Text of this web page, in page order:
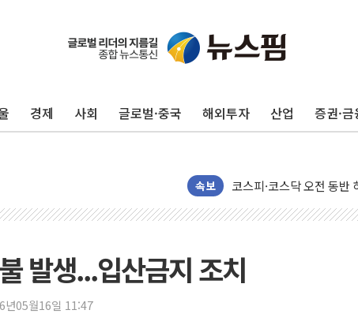
경제 사회 글로벌·중국 해외투자 산업 증권·금
속보
'해병 순직 책임' 임성근
헥토이노베이션, 상반기
NH농협은행, 모두투어 제
민병덕 "오늘 67개 점포
하나금융이 쏘아 올린
발생...입산금지 조치
년05월16일 11:47